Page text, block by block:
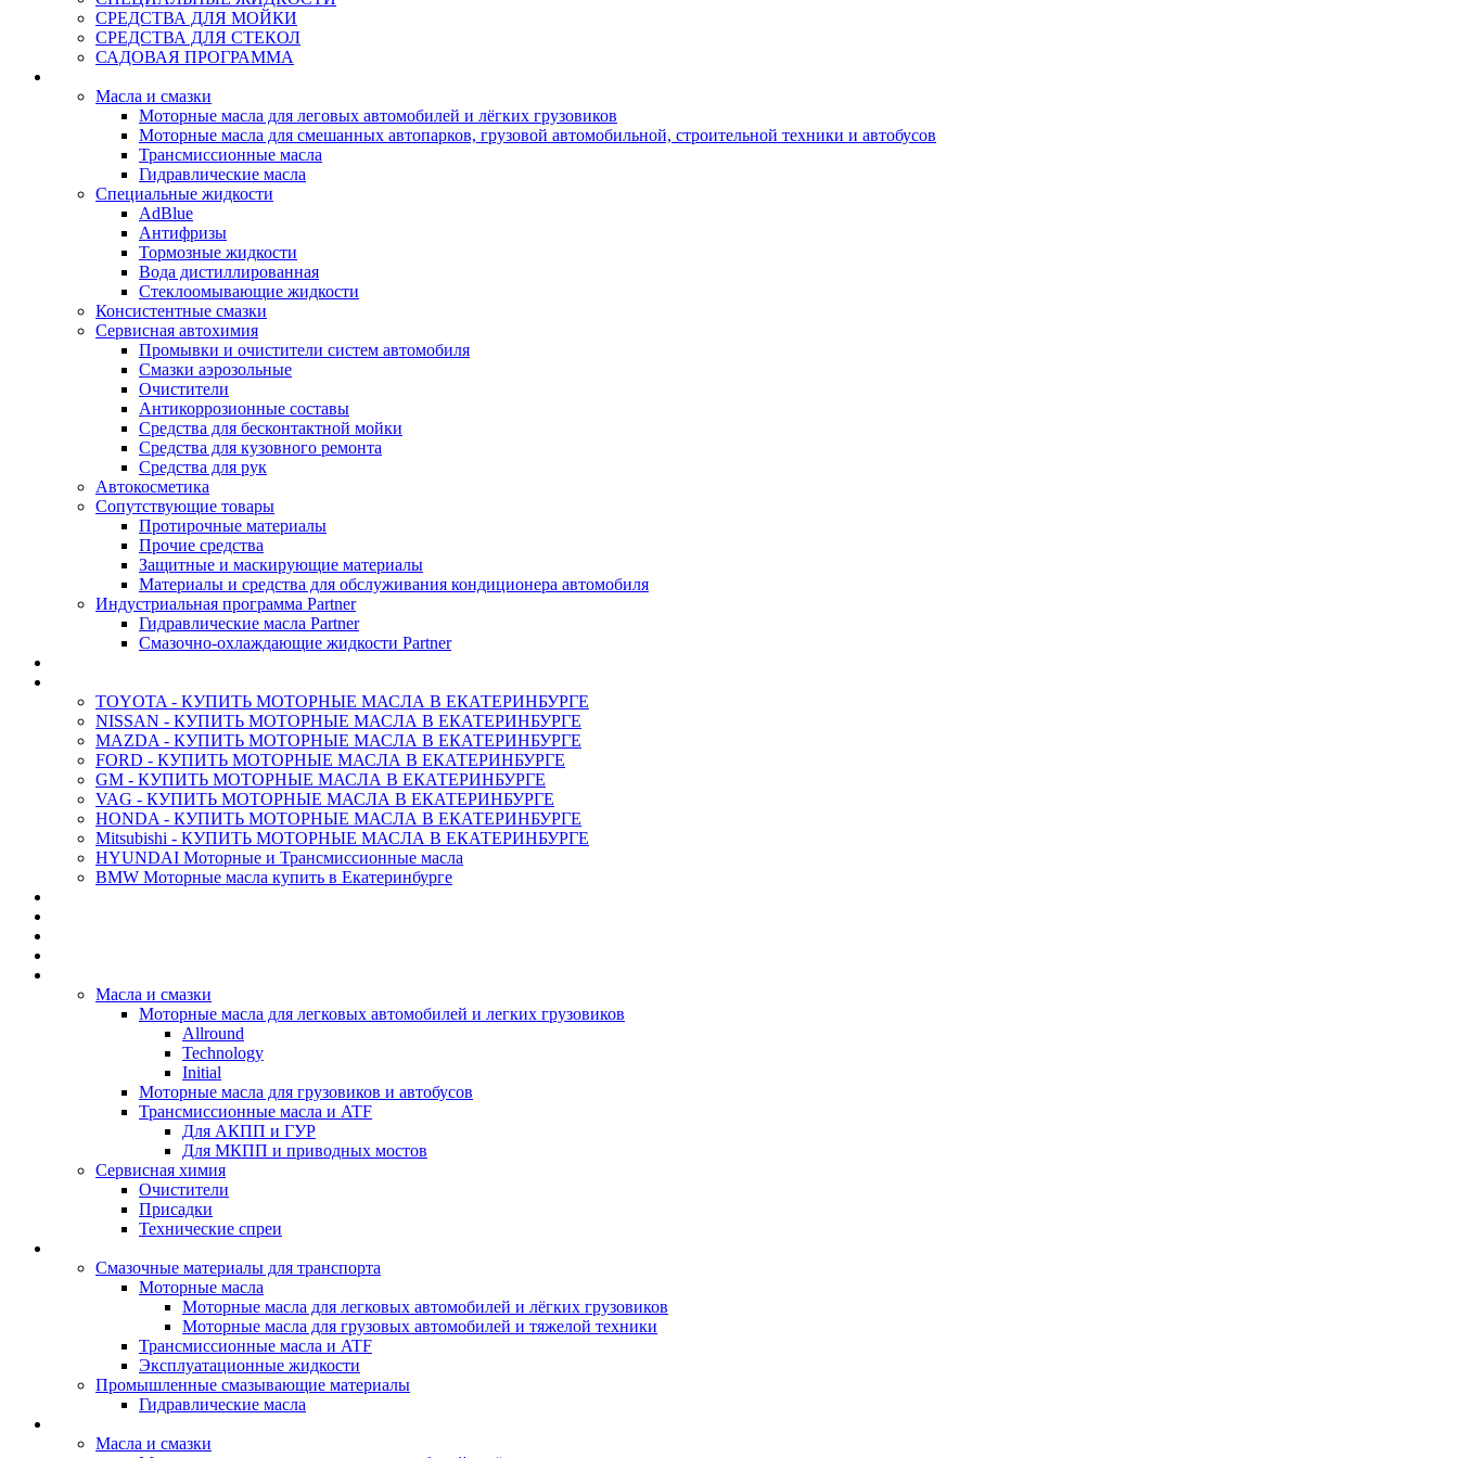
СРЕДСТВА ДЛЯ МОЙКИ
СРЕДСТВА ДЛЯ СТЕКОЛ
САДОВАЯ ПРОГРАММА
Масла и смазки
Моторные масла для леговых автомобилей и лёгких грузовиков
Моторные масла для смешанных автопарков, грузовой автомобильной, строительной техники и автобусов
Трансмиссионные масла
Гидравлические масла
Специальные жидкости
AdBlue
Антифризы
Тормозные жидкости
Вода дистиллированная
Стеклоомывающие жидкости
Консистентные смазки
Сервисная автохимия
Промывки и очистители систем автомобиля
Смазки аэрозольные
Очистители
Антикоррозионные составы
Средства для бесконтактной мойки
Средства для кузовного ремонта
Средства для рук
Автокосметика
Сопутствующие товары
Протирочные материалы
Прочие средства
Защитные и маскирующие материалы
Материалы и средства для обслуживания кондиционера автомобиля
Индустриальная программа Partner
Гидравлические масла Partner
Смазочно-охлаждающие жидкости Partner
TOYOTA - КУПИТЬ МОТОРНЫЕ МАСЛА В ЕКАТЕРИНБУРГЕ
NISSAN - КУПИТЬ МОТОРНЫЕ МАСЛА В ЕКАТЕРИНБУРГЕ
MAZDA - КУПИТЬ МОТОРНЫЕ МАСЛА В ЕКАТЕРИНБУРГЕ
FORD - КУПИТЬ МОТОРНЫЕ МАСЛА В ЕКАТЕРИНБУРГЕ
GM - КУПИТЬ МОТОРНЫЕ МАСЛА В ЕКАТЕРИНБУРГЕ
VAG - КУПИТЬ МОТОРНЫЕ МАСЛА В ЕКАТЕРИНБУРГЕ
HONDA - КУПИТЬ МОТОРНЫЕ МАСЛА В ЕКАТЕРИНБУРГЕ
Mitsubishi - КУПИТЬ МОТОРНЫЕ МАСЛА В ЕКАТЕРИНБУРГЕ
HYUNDAI Моторные и Трансмиссионные масла
BMW Моторные масла купить в Екатеринбурге
Масла и смазки
Моторные масла для легковых автомобилей и легких грузовиков
Allround
Technology
Initial
Моторные масла для грузовиков и автобусов
Трансмиссионные масла и ATF
Для АКПП и ГУР
Для МКПП и приводных мостов
Сервисная химия
Очистители
Присадки
Технические спреи
Смазочные материалы для транспорта
Моторные масла
Моторные масла для легковых автомобилей и лёгких грузовиков
Моторные масла для грузовых автомобилей и тяжелой техники
Трансмиссионные масла и ATF
Эксплуатационные жидкости
Промышленные смазывающие материалы
Гидравлические масла
Масла и смазки